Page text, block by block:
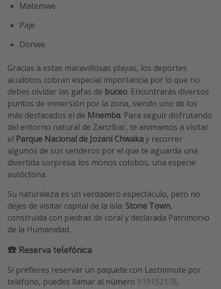
Matemwe
Paje
Donwe
Gracias a estas maravillosas playas, los deportes
acuáticos cobran especial importancia por lo que no
debes olvidar las gafas de buceo. Encontrarás diversos
puntos de inmersión por la zona, siendo uno de los
más destacados el de Mnemba. Para seguir disfrutando
del entorno natural de Zanzíbar, te animamos a visitar
el Parque Nacional de Jozani Chwakay recorrer
algunos de sus senderos por el que te aguarda una
divertida sorpresa: los monos colobos, una especie
autóctona.
Su naturaleza es un verdadero espectáculo, pero no
dejes de visitar capital de la isla: Stone Town,
construida con piedras de coral y declarada Patrimonio
de la Humanidad.
☎️ Reserva telefónica
Si prefieres reservar un paquete con Lastminute por
teléfono, puedes llamar al número 919152178,